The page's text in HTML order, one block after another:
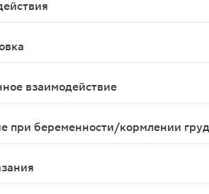
взаимодействие
при беременности/кормлении